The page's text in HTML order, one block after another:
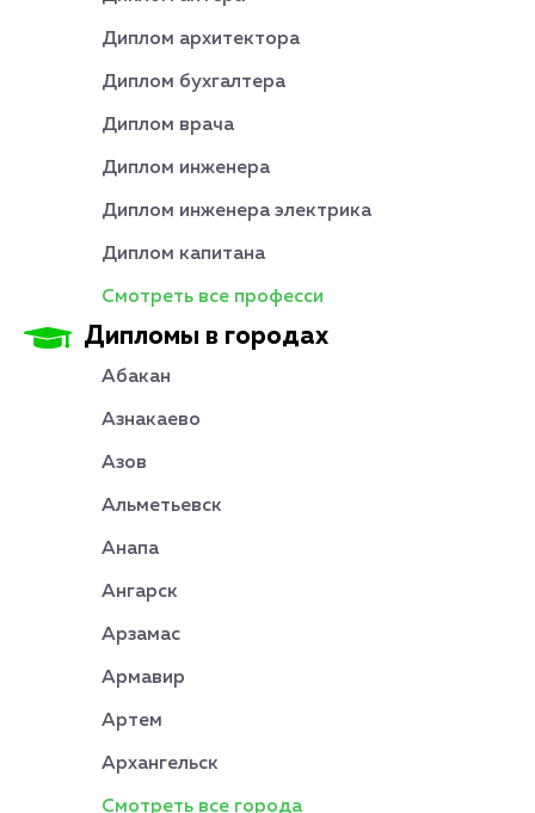
Диплом архитектора
Диплом бухгалтера
Диплом врача
Диплом инженера
Диплом инженера электрика
Диплом капитана
Смотреть все професси
Дипломы в городах
Абакан
Азнакаево
Азов
Альметьевск
Анапа
Ангарск
Арзамас
Армавир
Артем
Архангельск
Смотреть все города